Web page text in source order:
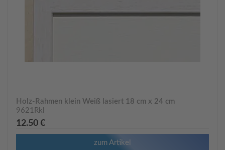
Holz-Rahmen klein Weiß lasiert 18 cm x 24 cm
9621Rkl
12.50 €
zum Artikel